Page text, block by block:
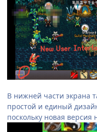
В нижней части экрана
простой и единый
поскольку новая версия